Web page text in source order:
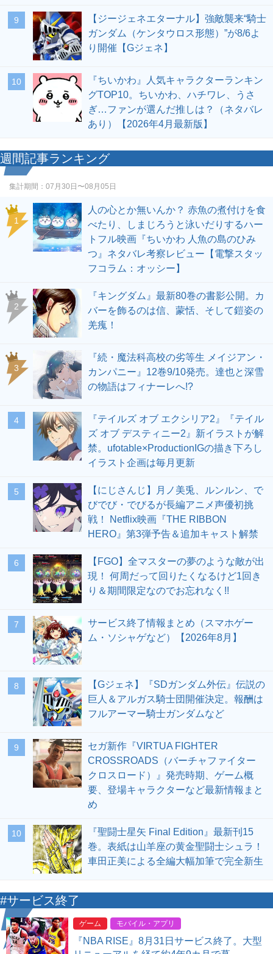
9
【ジージェネエターナル】強敵襲来“騎士
ガンダム（ケンタウロス形態）”が8/6よ
り開催【Gジェネ】
10
『ちいかわ』人気キャラクターランキン
グTOP10。ちいかわ、ハチワレ、うさ
ぎ…ファンが選んだ推しは？（ネタバレ
あり）【2026年4月最新版】
週間記事ランキング
集計期間： 07月30日〜08月05日
1
人の心とか無いんか？ 赤魚の煮付けを食
べたり、しまじろうと泳いだりするハー
トフル映画『ちいかわ 人魚の島のひみ
つ』ネタバレ考察レビュー【電撃スタッ
フコラム：オッシー】
2
『キングダム』最新80巻の書影公開。カ
バーを飾るのは信、蒙恬、そして鎧姿の
羌瘣！
3
『続・魔法科高校の劣等生 メイジアン・
カンパニー』12巻9/10発売。達也と深雪
の物語はフィナーレへ!?
4
『テイルズ オブ エクシリア2』『テイル
ズ オブ デスティニー2』新イラストが解
禁。ufotable×ProductionIGの描き下ろし
イラスト企画は毎月更新
5
【にじさんじ】月ノ美兎、ルンルン、で
びでび・でびるが長編アニメ声優初挑
戦！ Netflix映画『THE RIBBON
HERO』第3弾予告＆追加キャスト解禁
6
【FGO】全マスターの夢のような敵が出
現！ 何周だって回りたくなるけど1回き
り＆期間限定なのでお忘れなく!!
7
サービス終了情報まとめ（スマホゲー
ム・ソシャゲなど）【2026年8月】
8
【Gジェネ】『SDガンダム外伝』伝説の
巨人＆アルガス騎士団開催決定。報酬は
フルアーマー騎士ガンダムなど
9
セガ新作『VIRTUA FIGHTER
CROSSROADS（バーチャファイター
クロスロード）』発売時期、ゲーム概
要、登場キャラクターなど最新情報まと
め
10
『聖闘士星矢 Final Edition』最新刊15
巻。表紙は山羊座の黄金聖闘士シュラ！
車田正美による全編大幅加筆で完全新生
#サービス終了
ゲーム モバイル・アプリ
『NBA RISE』8月31日サービス終了。大型